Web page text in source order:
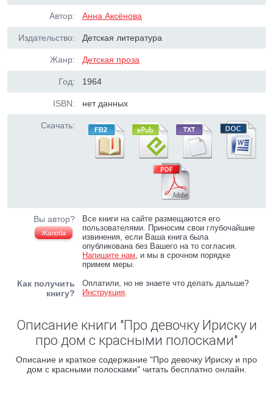
Автор: Анна Аксёнова
Издательство: Детская литература
Жанр: Детская проза
Год: 1964
ISBN: нет данных
Скачать:
Вы автор?
Жалоба
Все книги на сайте размещаются его
пользователями. Приносим свои глубочайшие
извинения, если Ваша книга была
опубликована без Вашего на то согласия.
Напишите нам, и мы в срочном порядке
примем меры.
Как получить
книгу?
Оплатили, но не знаете что делать дальше?
Инструкция.
Описание книги "Про девочку Ириску и
про дом с красными полосками"
Описание и краткое содержание "Про девочку Ириску и про
дом с красными полосками" читать бесплатно онлайн.